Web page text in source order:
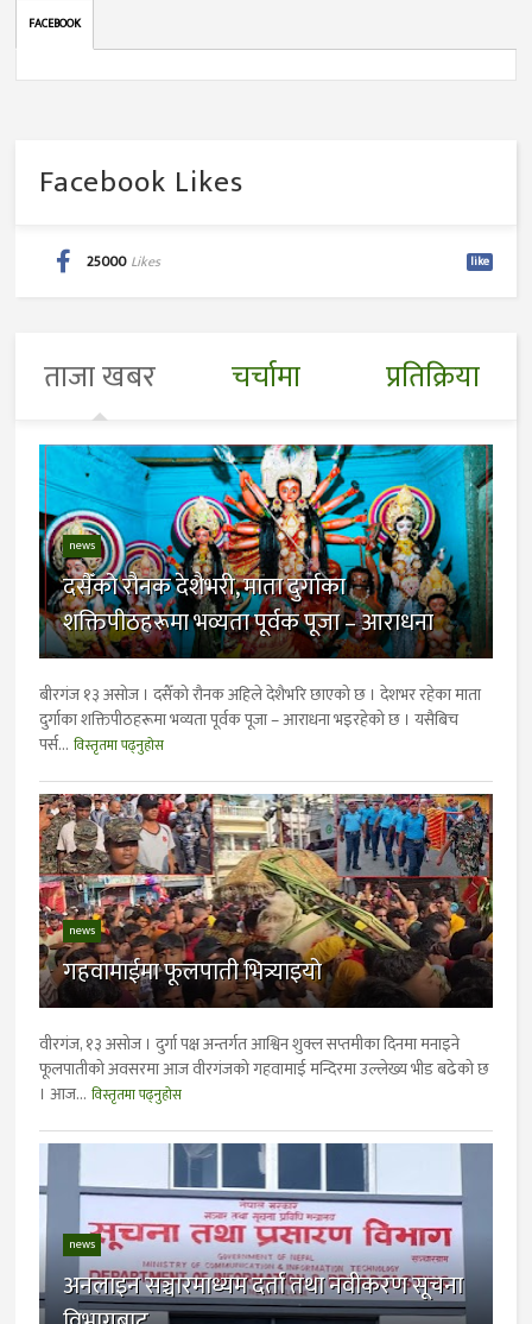
FACEBOOK
Facebook Likes
25000 Likes like
ताजा खबर चर्चामा प्रतिक्रिया
news
दसैँको रौनक देशैभरी, माता दुर्गाका
शक्तिपीठहरूमा भव्यता पूर्वक पूजा – आराधना
बीरगंज १३ असाेज । दसैँको रौनक अहिले देशैभरि छाएको छ । देशभर रहेका माता
दुर्गाका शक्तिपीठहरूमा भव्यता पूर्वक पूजा – आराधना भइरहेको छ । यसैबिच
पर्स... विस्तृतमा पढ्नुहोस
news
गहवामाईमा फूलपाती भित्र्याइयो
वीरगंज, १३ असोज । दुर्गा पक्ष अन्तर्गत आश्विन शुक्ल सप्तमीका दिनमा मनाइने
फूलपातीको अवसरमा आज वीरगंजको गहवामाई मन्दिरमा उल्लेख्य भीड बढेको छ
। आज... विस्तृतमा पढ्नुहोस
news
अनलाइन सञ्चारमाध्यम दर्ता तथा नवीकरण सूचना